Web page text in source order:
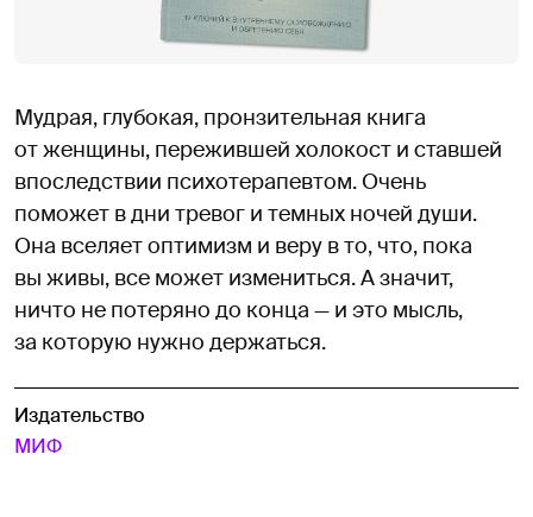
Мудрая, глубокая, пронзительная книга
от женщины, пережившей холокост и ставшей
впоследствии психотерапевтом. Очень
поможет в дни тревог и темных ночей души.
Она вселяет оптимизм и веру в то, что, пока
вы живы, все может измениться. А значит,
ничто не потеряно до конца — и это мысль,
за которую нужно держаться.
Издательство
МИФ